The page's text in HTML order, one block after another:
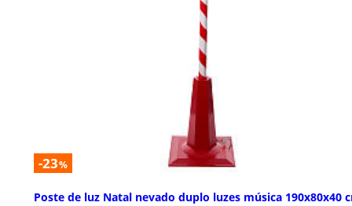
-23%
Poste de luz Natal nevado duplo luzes música 190x80x40